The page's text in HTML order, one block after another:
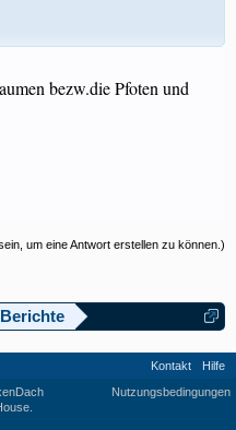
bezw.die Pfoten und
um eine Antwort erstellen zu können.)
Kontakt
Hilfe
Nutzungsbedingungen